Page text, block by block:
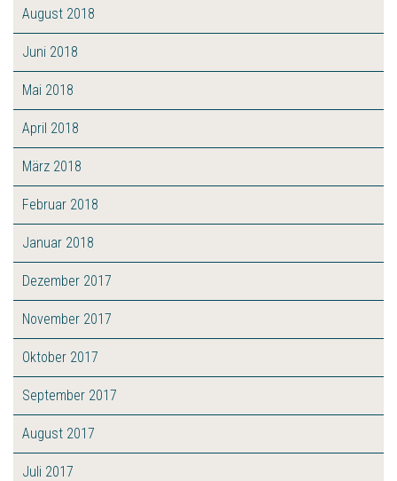
August 2018
Juni 2018
Mai 2018
April 2018
März 2018
Februar 2018
Januar 2018
Dezember 2017
November 2017
Oktober 2017
September 2017
August 2017
Juli 2017